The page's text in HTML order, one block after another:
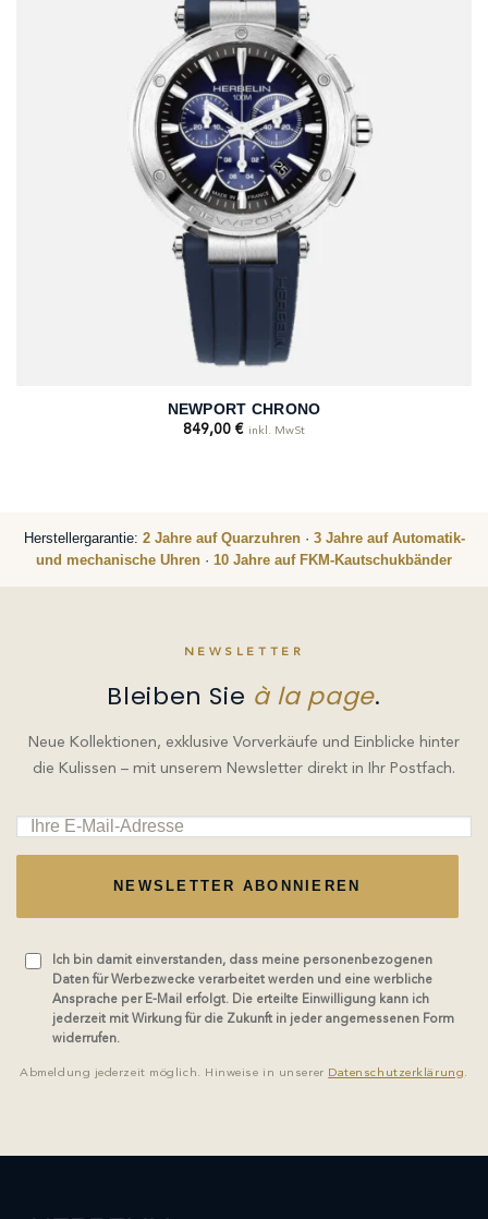
NEWPORT CHRONO
849,00 € inkl. MwSt
Herstellergarantie: 2 Jahre auf Quarzuhren· 3 Jahre auf Automatik-
und mechanische Uhren · 10 Jahre auf FKM-Kautschukbänder
NEWSLETTER
Bleiben Sie à la page.
Neue Kollektionen, exklusive Vorverkäufe und Einblicke hinter
die Kulissen – mit unserem Newsletter direkt in Ihr Postfach.
NEWSLETTER ABONNIEREN
Ich bin damit einverstanden, dass meine personenbezogenen
Daten für Werbezwecke verarbeitet werden und eine werbliche
Ansprache per E-Mail erfolgt. Die erteilte Einwilligung kann ich
jederzeit mit Wirkung für die Zukunft in jeder angemessenen Form
widerrufen.
Abmeldung jederzeit möglich. Hinweise in unserer Datenschutzerklärung.